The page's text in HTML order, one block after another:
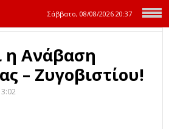
Σάββατο, 08/08/2026 20:37
η Ανάβαση
– Ζυγοβιστίου!